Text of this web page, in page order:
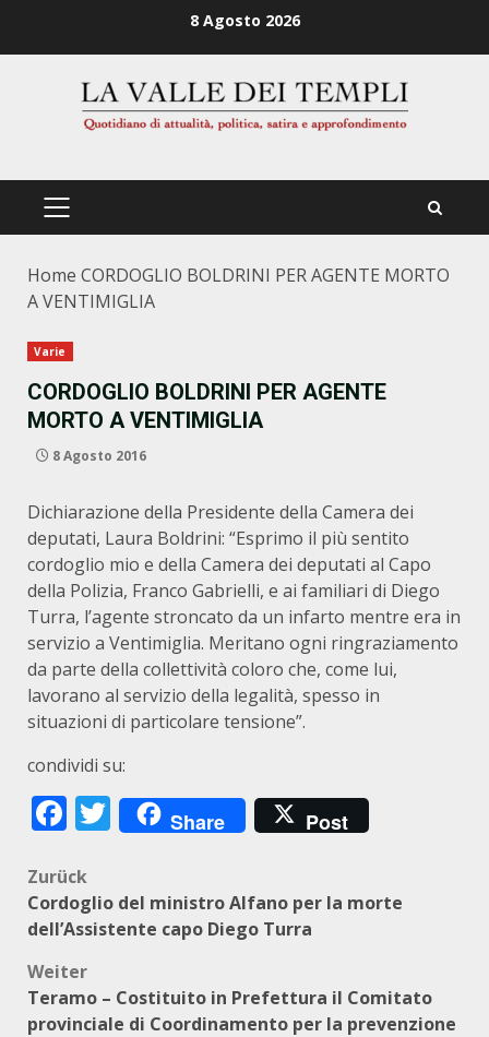
8 Agosto 2026
PRIMÄRES
Home CORDOGLIO BOLDRINI PER AGENTE MORTO
A VENTIMIGLIA
Varie
CORDOGLIO BOLDRINI PER AGENTE
MORTO A VENTIMIGLIA
8 Agosto 2016
Dichiarazione della Presidente della Camera dei
deputati, Laura Boldrini: “Esprimo il più sentito
cordoglio mio e della Camera dei deputati al Capo
della Polizia, Franco Gabrielli, e ai familiari di Diego
Turra, l’agente stroncato da un infarto mentre era in
servizio a Ventimiglia. Meritano ogni ringraziamento
da parte della collettività coloro che, come lui,
lavorano al servizio della legalità, spesso in
situazioni di particolare tensione”.
condividi su:
Facebook
Twitter
Share Post
Beitragsnavigation
Zurück
Cordoglio del ministro Alfano per la morte
dell’Assistente capo Diego Turra
Weiter
Teramo – Costituito in Prefettura il Comitato
provinciale di Coordinamento per la prevenzione